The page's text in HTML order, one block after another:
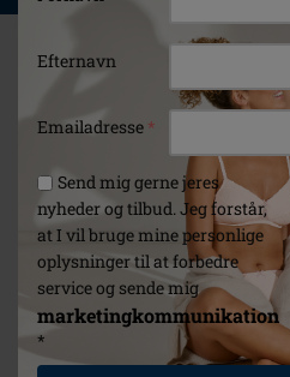
Efternavn
Emailadresse *
Send mig gerne jeres
nyheder og tilbud. Jeg forstår,
at I vil bruge mine personlige
oplysninger til at forbedre
service og sende mig
marketingkommunikation
*